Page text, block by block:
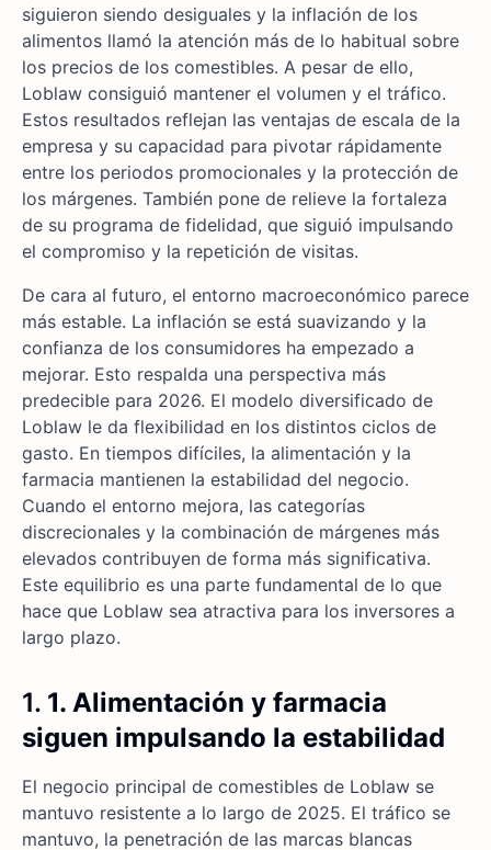
siguieron siendo desiguales y la inflación de los
alimentos llamó la atención más de lo habitual sobre
los precios de los comestibles. A pesar de ello,
Loblaw consiguió mantener el volumen y el tráfico.
Estos resultados reflejan las ventajas de escala de la
empresa y su capacidad para pivotar rápidamente
entre los periodos promocionales y la protección de
los márgenes. También pone de relieve la fortaleza
de su programa de fidelidad, que siguió impulsando
el compromiso y la repetición de visitas.
De cara al futuro, el entorno macroeconómico parece
más estable. La inflación se está suavizando y la
confianza de los consumidores ha empezado a
mejorar. Esto respalda una perspectiva más
predecible para 2026. El modelo diversificado de
Loblaw le da flexibilidad en los distintos ciclos de
gasto. En tiempos difíciles, la alimentación y la
farmacia mantienen la estabilidad del negocio.
Cuando el entorno mejora, las categorías
discrecionales y la combinación de márgenes más
elevados contribuyen de forma más significativa.
Este equilibrio es una parte fundamental de lo que
hace que Loblaw sea atractiva para los inversores a
largo plazo.
1. 1. Alimentación y farmacia
siguen impulsando la estabilidad
El negocio principal de comestibles de Loblaw se
mantuvo resistente a lo largo de 2025. El tráfico se
mantuvo, la penetración de las marcas blancas